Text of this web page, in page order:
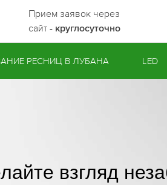
Прием заявок через
сайт - круглосуточно
РЕСНИЦ В ЛУБАНА LED
взгляд